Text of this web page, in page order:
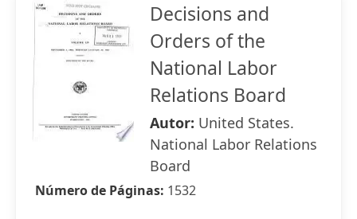
Decisions and
Orders of the
National Labor
Relations Board
Autor: United States.
National Labor Relations
Board
Número de Páginas: 1532